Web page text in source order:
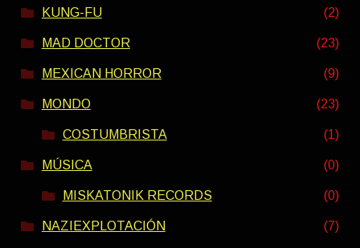
KUNG-FU (2)
MAD DOCTOR (23)
MEXICAN HORROR (9)
MONDO (23)
COSTUMBRISTA (1)
MÚSICA (0)
MISKATONIK RECORDS (0)
NAZIEXPLOTACIÓN (7)